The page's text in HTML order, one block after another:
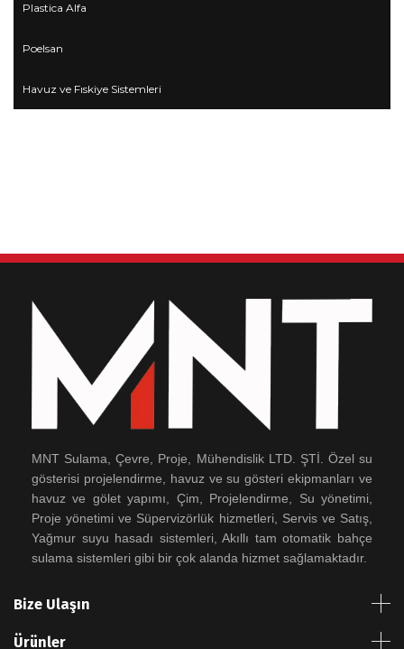
Plastica Alfa
Poelsan
Havuz ve Fıskiye Sistemleri
MNT Sulama, Çevre, Proje, Mühendislik LTD. ŞTİ. Özel su
gösterisi projelendirme, havuz ve su gösteri ekipmanları ve
havuz ve gölet yapımı, Çim, Projelendirme, Su yönetimi,
Proje yönetimi ve Süpervizörlük hizmetleri, Servis ve Satış,
Yağmur suyu hasadı sistemleri, Akıllı tam otomatik bahçe
sulama sistemleri gibi bir çok alanda hizmet sağlamaktadır.
Bize Ulaşın
Ürünler